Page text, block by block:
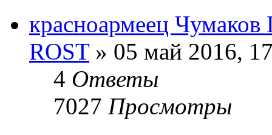
красноармеец
ROST» 05 май 2016,
4 Ответы
7027 Просмотры